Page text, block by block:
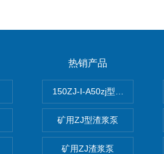
热销产品
150ZJ-I-A50zj型渣浆泵
矿用ZJ型渣浆泵
矿用ZJ渣浆泵